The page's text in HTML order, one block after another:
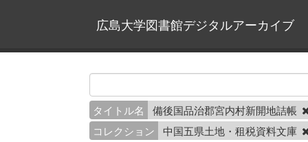
広島大学図書館デジタルアーカイブ
タイトル名
備後国品治郡宮内村新開地詰帳
コレクション
中国五県土地・租税資料文庫